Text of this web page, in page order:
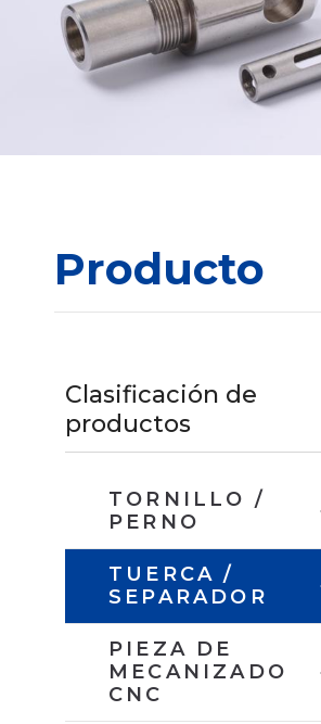
Producto
Clasificación de
productos
TORNILLO /
PERNO
TUERCA /
SEPARADOR
PIEZA DE
MECANIZADO
CNC